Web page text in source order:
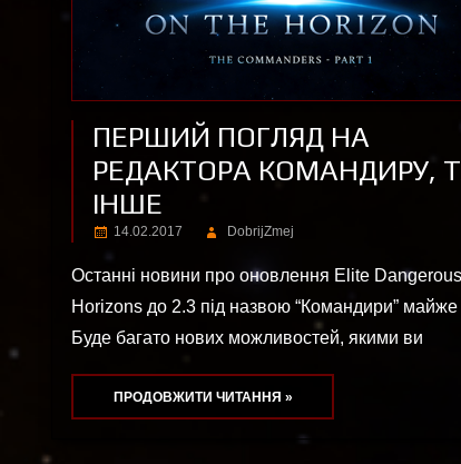
ПЕРШИЙ ПОГЛЯД НА
РЕДАКТОРА КОМАНДИРУ,
ІНШЕ
14.02.2017 DobrijZmej
Останні новини про оновлення Elite
Horizons до 2.3 під назвою “Командири” майже
Буде багато нових можливостей, якими ви
ПРОДОВЖИТИ ЧИТАННЯ »